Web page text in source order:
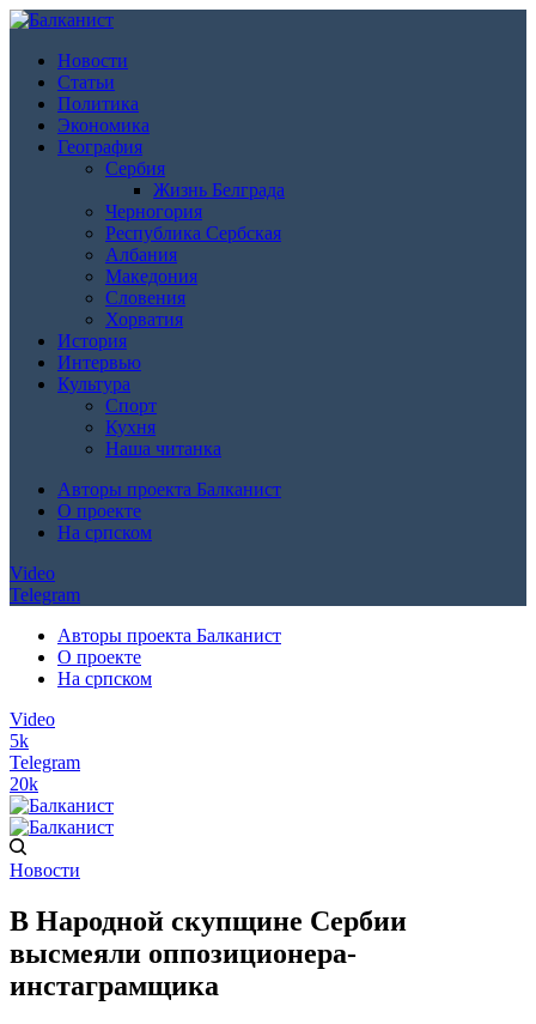
Новости
Статьи
Политика
Экономика
География
Сербия
Жизнь Белграда
Черногория
Республика Сербская
Албания
Македония
Словения
Хорватия
История
Интервью
Культура
Спорт
Кухня
Наша читанка
Авторы проекта Балканист
О проекте
На српском
Video
Telegram
Авторы проекта Балканист
О проекте
На српском
Video
5k
Telegram
20k
Новости
В Народной скупщине Сербии
высмеяли оппозиционера-
инстаграмщика